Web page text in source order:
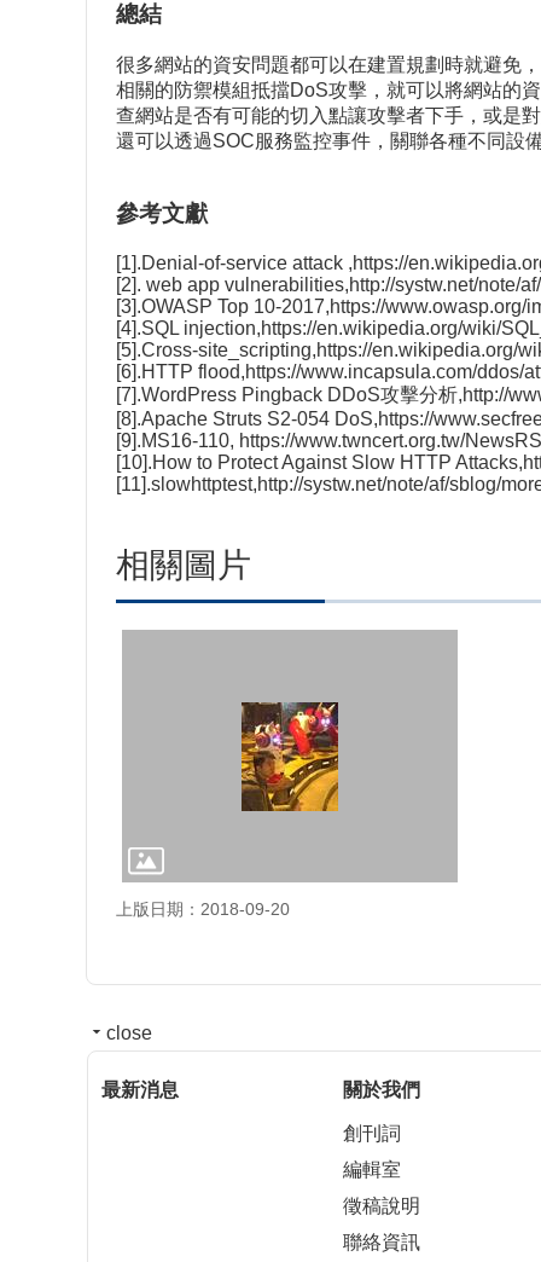
總結
很多網站的資安問題都可以在建置規劃時就避免
相關的防禦模組抵擋DoS攻擊，就可以將網站的
查網站是否有可能的切入點讓攻擊者下手，或是
還可以透過SOC服務監控事件，關聯各種不同設
參考文獻
[1].Denial-of-service attack ,https://
[2]. web app vulnerabilities,http://systw.net/note/
[3].OWASP Top 10-2017,https://www.owasp.org/
[4].SQL injection,https://en.wikipedia.org/wiki/
[5].Cross-site_scripting,https://en.wikipedia.org/
[6].HTTP flood,https://www.incapsula.com/ddos/
[7].WordPress Pingback DDoS攻擊分析,http://
[8].Apache Struts S2-054 DoS,https://
[9].MS16-110, https://www.twncert.org.tw/
[10].How to Protect Against Slow HTTP Attacks,
[11].slowhttptest,http://systw.net/note/af/sblog/
相關圖片
上版日期：2018-09-20
close
最新消息 關於我們
創刊詞
編輯室
徵稿說明
聯絡資訊